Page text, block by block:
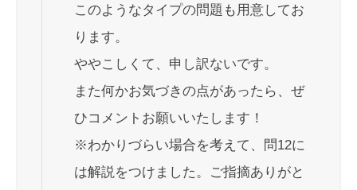
このようなタイプの問題も用意してお
ります。
ややこしくて、申し訳ないです。
また何かお気づきの点があったら、ぜ
ひコメントお願いいたします！
※わかりづらい場合を考えて、問12に
は解説をつけました。ご指摘ありがと